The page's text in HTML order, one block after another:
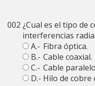
002 ¿Cual es el tipo de
interferencias
A.- Fibra óptica.
B.- Cable coaxial.
C.- Cable
D.- Hilo de cobre